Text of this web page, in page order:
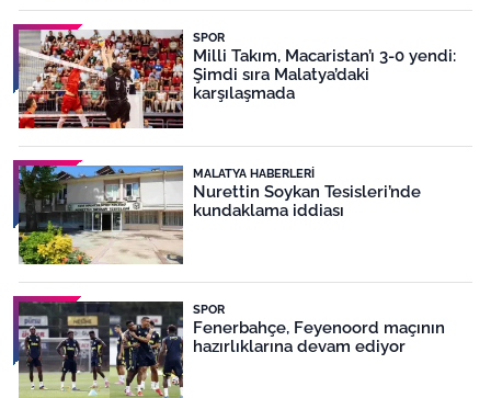
SPOR
Milli Takım, Macaristan’ı 3-0 yendi:
Şimdi sıra Malatya’daki
karşılaşmada
MALATYA HABERLERI
Nurettin Soykan Tesisleri’nde
kundaklama iddiası
SPOR
Fenerbahçe, Feyenoord maçının
hazırlıklarına devam ediyor